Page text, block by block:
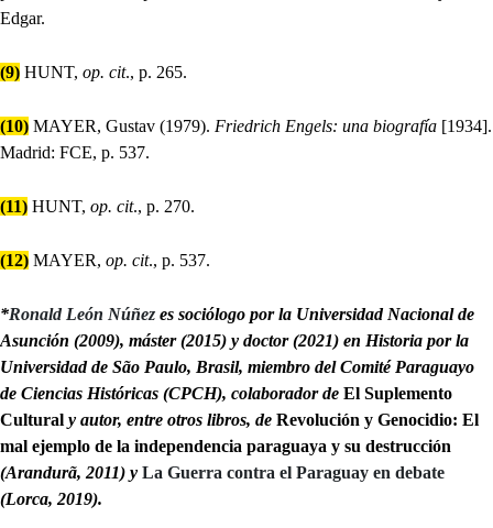
Edgar.
(9) HUNT, op. cit., p. 265.
(10) MAYER, Gustav (1979). Friedrich Engels: una biografía [1934].
Madrid: FCE, p. 537.
(11) HUNT, op. cit., p. 270.
(12) MAYER, op. cit., p. 537.
*Ronald León Núñez es sociólogo por la Universidad Nacional de
Asunción (2009), máster (2015) y doctor (2021) en Historia por la
Universidad de São Paulo, Brasil, miembro del Comité Paraguayo
de Ciencias Históricas (CPCH), colaborador de El Suplemento
Cultural y autor, entre otros libros, de Revolución y Genocidio: El
mal ejemplo de la independencia paraguaya y su destrucción
(Arandurã, 2011) y La Guerra contra el Paraguay en debate
(Lorca, 2019).